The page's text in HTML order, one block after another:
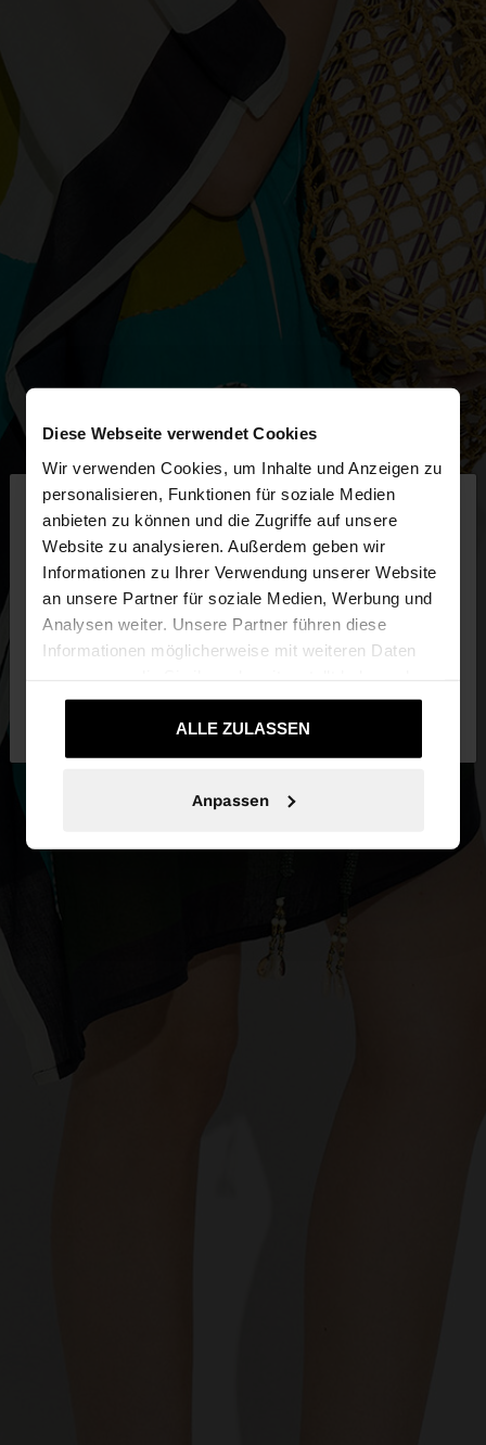
Diese Webseite verwendet Cookies
Wir verwenden Cookies, um Inhalte und Anzeigen zu
personalisieren, Funktionen für soziale Medien
anbieten zu können und die Zugriffe auf unsere
Website zu analysieren. Außerdem geben wir
Informationen zu Ihrer Verwendung unserer Website
an unsere Partner für soziale Medien, Werbung und
Analysen weiter. Unsere Partner führen diese
Informationen möglicherweise mit weiteren Daten
die sie im Rahmen Ihrer Nutzung der Dienste
gesammelt haben.ALLE ZULASSEN
Anpassen
hallo
Sie greifen von Deutschland auf die Website zu.
Möchten Sie unsere United States Website
Deutschland
Ja, bringen Sie mich
zu United States